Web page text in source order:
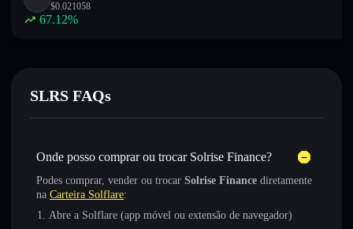
$0.021058
67.12%
SLRS FAQs
Onde posso comprar ou trocar Solrise Finance?
Podes comprar, vender ou trocar Solrise Finance diretamente
na Carteira Solflare:
Abre a Solflare (app móvel ou extensão de navegador)